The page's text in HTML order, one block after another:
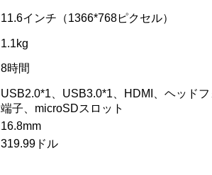
11.6インチ（1366*768ピクセル）
1.1kg
8時間
USB2.0*1、USB3.0*1、HDMI、ヘッドフ
端子、microSDスロット
16.8mm
319.99ドル